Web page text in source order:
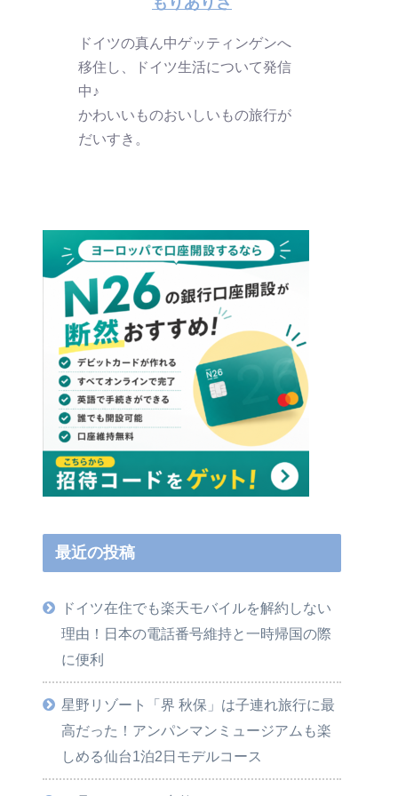
ドイツの真ん中ゲッティンゲンへ
移住し、ドイツ生活について発信
中♪
かわいいものおいしいもの旅行が
だいすき。
最近の投稿
ドイツ在住でも楽天モバイルを解約しない
理由！日本の電話番号維持と一時帰国の際
に便利
星野リゾート「界 秋保」は子連れ旅行に最
高だった！アンパンマンミュージアムも楽
しめる仙台1泊2日モデルコース